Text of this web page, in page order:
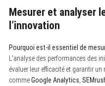
Mesurer et analyser
l’innovation
Pourquoi est-il essentiel de
L’analyse des performances des
évaluer leur efficacité et garantir
commeGoogle Analytics